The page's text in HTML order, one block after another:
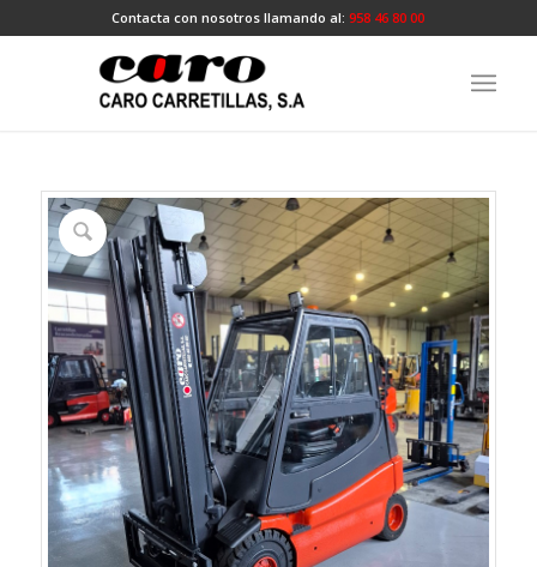
Contacta con nosotros llamando al:958 46 80 00